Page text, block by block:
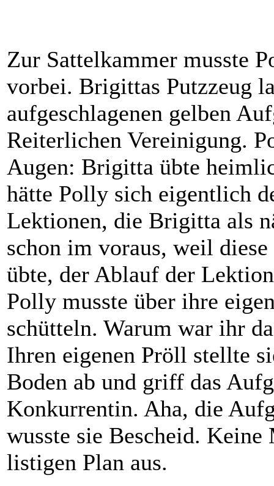
Zur Sattelkammer musste
vorbei. Brigittas Putzzeug
aufgeschlagenen gelben
Reiterlichen Vereinigung.
Augen: Brigitta übte
hätte Polly sich eigentlich
Lektionen, die Brigitta als
schon im voraus, weil
übte, der Ablauf der
Polly musste über ihre
schütteln. Warum war ihr
Ihren eigenen Pröll stellte
Boden ab und griff das
Konkurrentin. Aha, die
wusste sie Bescheid.
listigen Plan aus.